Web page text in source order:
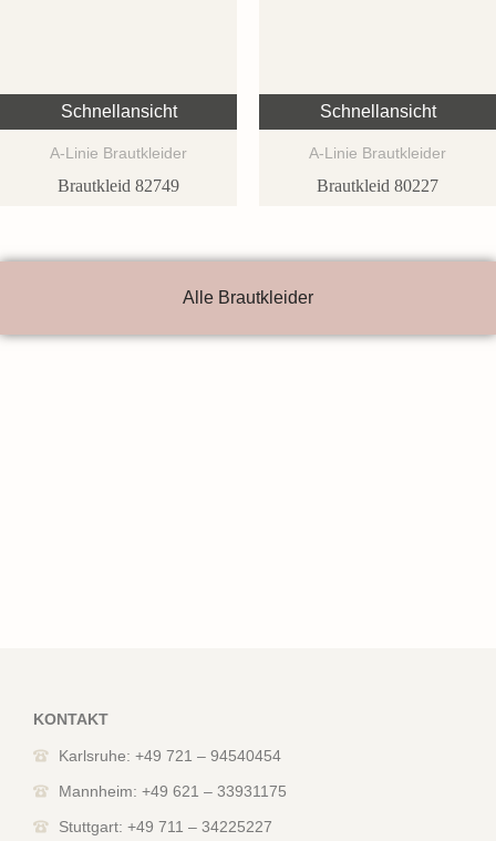
Schnellansicht
A-Linie Brautkleider
Brautkleid 82749
Schnellansicht
A-Linie Brautkleider
Brautkleid 80227
Alle Brautkleider
KONTAKT
Karlsruhe: +49 721 – 94540454
Mannheim: +49 621 – 33931175
Stuttgart: +49 711 – 34225227